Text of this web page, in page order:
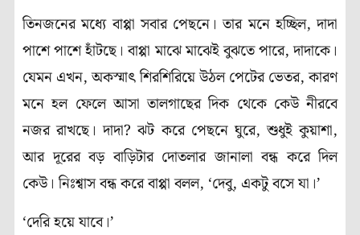
তিনজনের মধ্যে বাপ্পা সবার পেছনে। তার মনে হচ্ছিল, দাদা
পাশে পাশে হাঁটছে। বাপ্পা মাঝে মাঝেই বুঝতে পারে, দাদাকে।
যেমন এখন, অকস্মাৎ শিরশিরিয়ে উঠল পেটের ভেতর, কারণ
মনে হল ফেলে আসা তালগাছের দিক থেকে কেউ নীরবে
নজর রাখছে। দাদা? ঝট করে পেছনে ঘুরে, শুধুই কুয়াশা,
আর দূরের বড় বাড়িটার দোতলার জানালা বন্ধ করে দিল
কেউ। নিঃশ্বাস বন্ধ করে বাপ্পা বলল, ‘দেবু, একটু বসে যা।’
‘দেরি হয়ে যাবে।’